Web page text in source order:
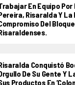
En Equipo
Risaralda Y La
Del
Conquistó
De Su Gente Y
Productos En